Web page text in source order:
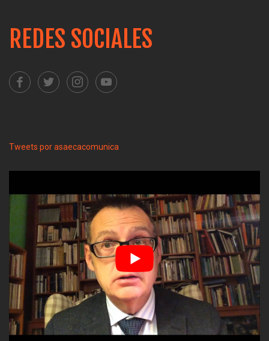
REDES SOCIALES
Tweets por asaecacomunica